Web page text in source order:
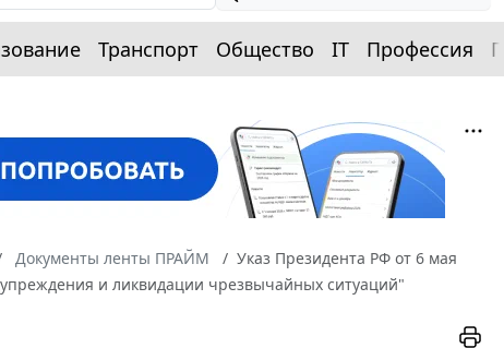
Транспорт Общество IT Профессия
Документы ленты ПРАЙМ
Указ Президента РФ от 6 мая
и ликвидации чрезвычайных ситуаций"